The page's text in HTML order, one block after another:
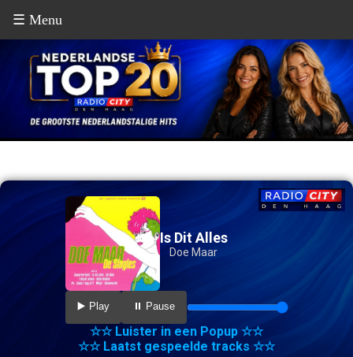
☰ Menu
Is Dit Alles
Doe Maar
▶️ Play ⏸️ Pause
☆☆ Luister in een Popup ☆☆
☆☆ Laatst gespeelde tracks ☆☆